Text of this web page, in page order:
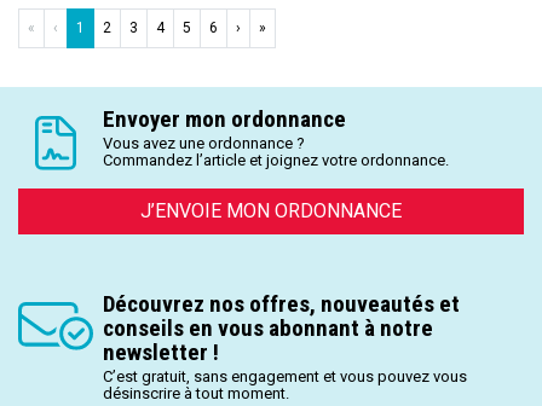
« ‹ 1 2 3 4 5 6 › »
Envoyer mon ordonnance
Vous avez une ordonnance ?
Commandez l’article et joignez votre ordonnance.
J’ENVOIE MON ORDONNANCE
Découvrez nos offres, nouveautés et
conseils en vous abonnant à notre
newsletter !
C’est gratuit, sans engagement et vous pouvez vous
désinscrire à tout moment.